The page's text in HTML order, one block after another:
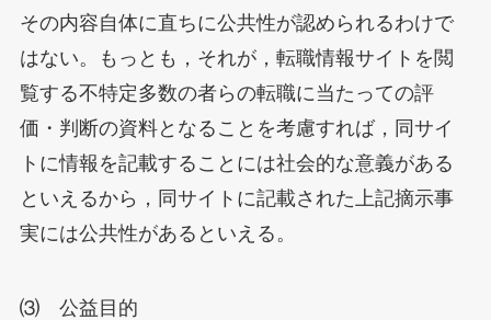
その内容自体に直ちに公共性が認められるわけで
はない。もっとも，それが，転職情報サイトを閲
覧する不特定多数の者らの転職に当たっての評
価・判断の資料となることを考慮すれば，同サイ
トに情報を記載することには社会的な意義がある
といえるから，同サイトに記載された上記摘示事
実には公共性があるといえる。
⑶ 公益目的